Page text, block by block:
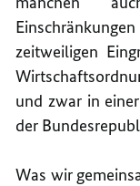
zeitweiligen
und zwar in
der
Was wir